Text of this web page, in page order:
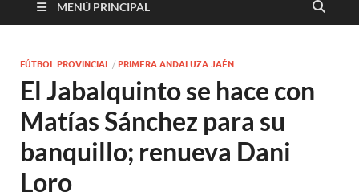
MENÚ PRINCIPAL
FÚTBOL PROVINCIAL / PRIMERA ANDALUZA JAÉN
El Jabalquinto se hace con
Matías Sánchez para su
banquillo; renueva Dani
Loro